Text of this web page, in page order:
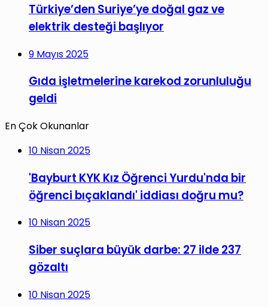
Türkiye’den Suriye’ye doğal gaz ve
elektrik desteği başlıyor
9 Mayıs 2025
Gıda işletmelerine karekod zorunluluğu
geldi
En Çok Okunanlar
10 Nisan 2025
'Bayburt KYK Kız Öğrenci Yurdu'nda bir
öğrenci bıçaklandı' iddiası doğru mu?
10 Nisan 2025
Siber suçlara büyük darbe: 27 ilde 237
gözaltı
10 Nisan 2025